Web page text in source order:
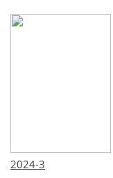
2024-3